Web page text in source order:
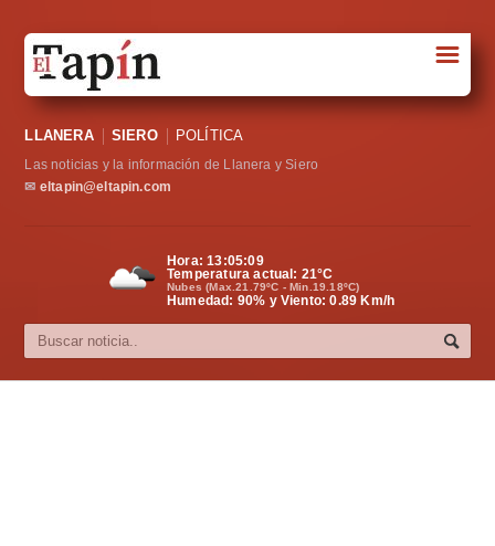
Sociedad
Política
Cultura
☰
LLANERA SIERO POLÍTICA
Las noticias y la información de Llanera y Siero
✉ eltapin@eltapin.com
Hora:13:05:10
Temperatura actual: 21°C
Nubes (Max.21.79ºC - Min.19.18ºC)
Humedad: 90% y Viento: 0.89 Km/h